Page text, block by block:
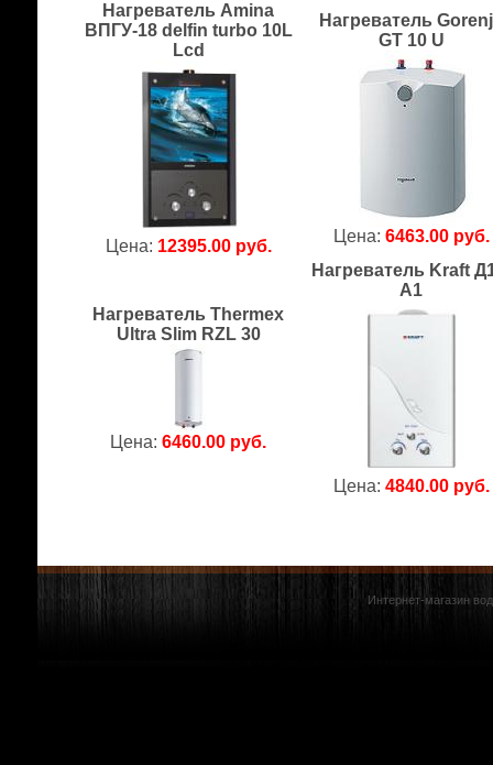
Нагреватель Amina
ВПГУ-18 delfin turbo 10L
Lcd
Цена: 12395.00 руб.
Нагреватель
GT 10 U
Цена: 6463.00 руб.
Нагреватель Thermex
Ultra Slim RZL 30
Цена:6460.00 руб.
Нагреватель Kraft
А1
Цена: 4840.00 руб.
Интернет-магазин